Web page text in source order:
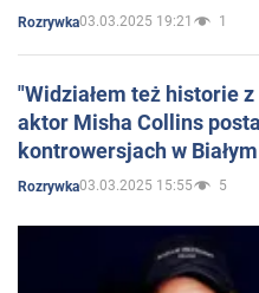
Rozrywka03.03.2025 19:21 1
"Widziałem też historie
aktor Misha Collins
kontrowersjach w
Rozrywka03.03.2025 15:55 5